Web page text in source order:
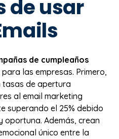
de usar
de cumpleaños
las empresas. Primero,
tasas de apertura
al email marketing
superando el 25% debido
oportuna. Además, crean
único entre la